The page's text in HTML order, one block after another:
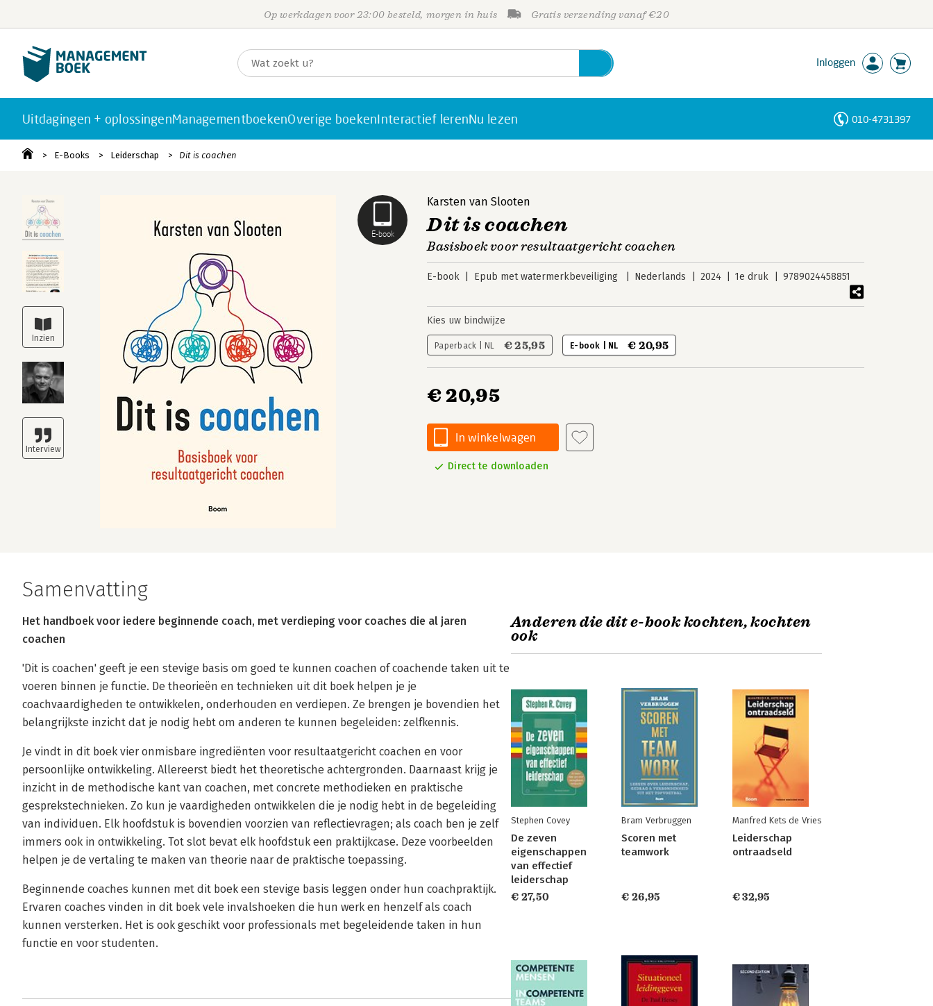
Op werkdagen voor 23:00 besteld, morgen in huis Gratis verzending vanaf €20
Inloggen
Uitdagingen + oplossingenManagementboekenOverige boekenInteractief lerenNu lezen 010-4731397
E-Books Leiderschap Dit is coachen
E-book
Karsten van Slooten
Dit is coachen
Basisboek voor resultaatgericht coachen
E-book Epub met watermerkbeveiliging Nederlands 2024 1e druk 9789024458851
Kies uw bindwijze
Paperback | NL € 25,95 E-book | NL € 20,95
€ 20,95
In winkelwagen
Direct te downloaden
Samenvatting
Het handboek voor iedere beginnende coach, met verdieping voor coaches die al jaren
coachen
'Dit is coachen' geeft je een stevige basis om goed te kunnen coachen of coachende taken uit te
voeren binnen je functie. De theorieën en technieken uit dit boek helpen je je
coachvaardigheden te ontwikkelen, onderhouden en verdiepen. Ze brengen je bovendien het
belangrijkste inzicht dat je nodig hebt om anderen te kunnen begeleiden: zelfkennis.
Je vindt in dit boek vier onmisbare ingrediënten voor resultaatgericht coachen en voor
persoonlijke ontwikkeling. Allereerst biedt het theoretische achtergronden. Daarnaast krijg je
inzicht in de methodische kant van coachen, met concrete methodieken en praktische
gesprekstechnieken. Zo kun je vaardigheden ontwikkelen die je nodig hebt in de begeleiding
van individuen. Elk hoofdstuk is bovendien voorzien van reflectievragen; als coach ben je zelf
immers ook in ontwikkeling. Tot slot bevat elk hoofdstuk een praktijkcase. Deze voorbeelden
helpen je de vertaling te maken van theorie naar de praktische toepassing.
Beginnende coaches kunnen met dit boek een stevige basis leggen onder hun coachpraktijk.
Ervaren coaches vinden in dit boek vele invalshoeken die hun werk en henzelf als coach
kunnen versterken. Het is ook geschikt voor professionals met begeleidende taken in hun
functie en voor studenten.
Anderen die dit e-book kochten, kochten
ook
Stephen Covey
De zeven
eigenschappen
van effectief
leiderschap
€ 27,50
Bram Verbruggen
Scoren met
teamwork
€ 26,95
Manfred Kets de Vries
Leiderschap
ontraadseld
€ 32,95
Personen